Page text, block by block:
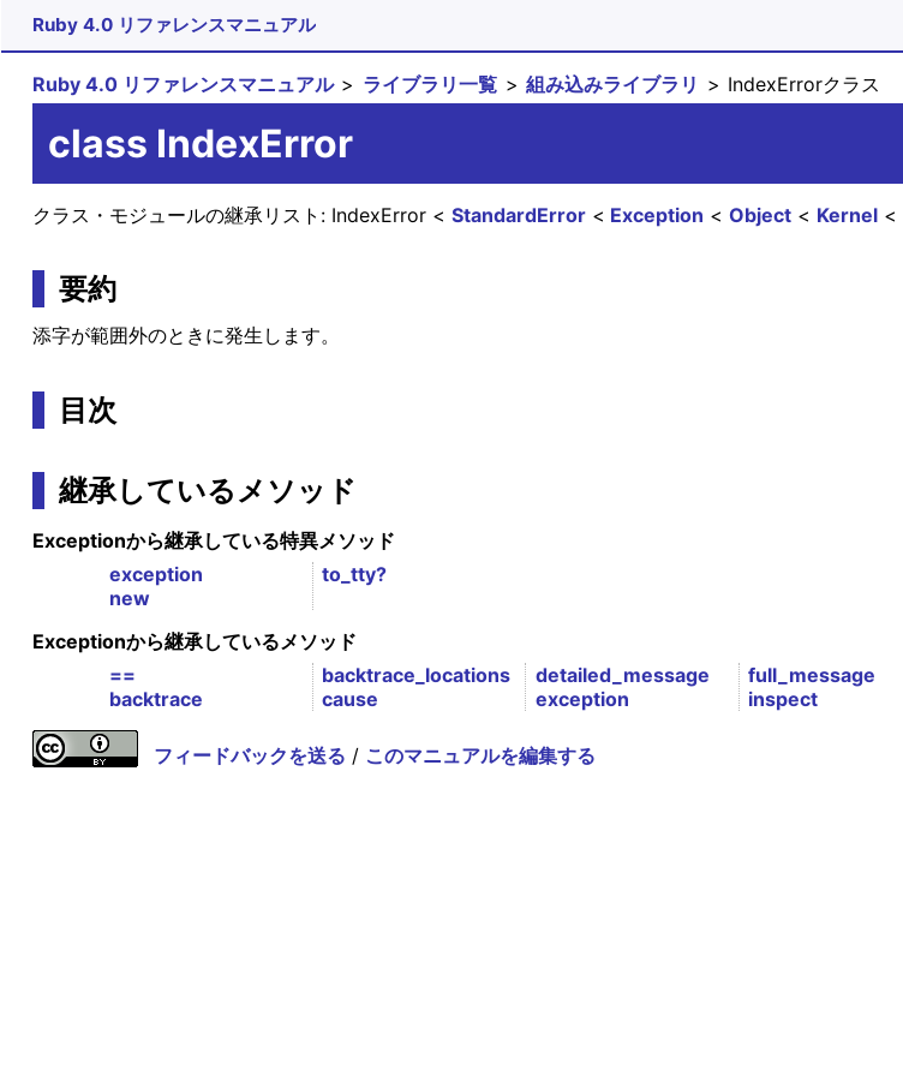
Ruby 4.0 リファレンスマニュアル
Ruby 4.0 リファレンスマニュアル ライブラリ一覧 組み込みライブラリ IndexErrorクラス
class IndexError
クラス・モジュールの継承リスト: Kernel
Object
Exception
StandardError
IndexError
要約
添字が範囲外のときに発生します。
目次
継承しているメソッド
Exceptionから継承している特異メソッド
exception
new
to_tty?
Exceptionから継承しているメソッド
==
backtrace
backtrace_locations
cause
detailed_message
exception
full_message
inspect
フィードバックを送る / このマニュアルを編集する